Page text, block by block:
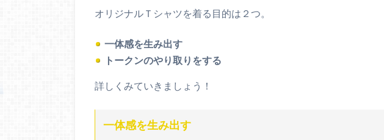
オリジナルＴシャツを着る目的は２つ。
一体感を生み出す
トークンのやり取りをする
詳しくみていきましょう！
一体感を生み出す